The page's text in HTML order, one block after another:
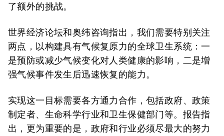
了额外的挑战。
世界经济论坛和奥纬咨询指出，我们需要特别关注
两点，以构建具有气候复原力的全球卫生系统：一
是预防或减少气候变化对人类健康的影响，二是增
强气候事件发生后迅速恢复的能力。
实现这一目标需要各方通力合作，包括政府、政策
制定者、生命科学行业和卫生保健部门等。报告指
出，更为重要的是，政府和行业必须尽最大的努力